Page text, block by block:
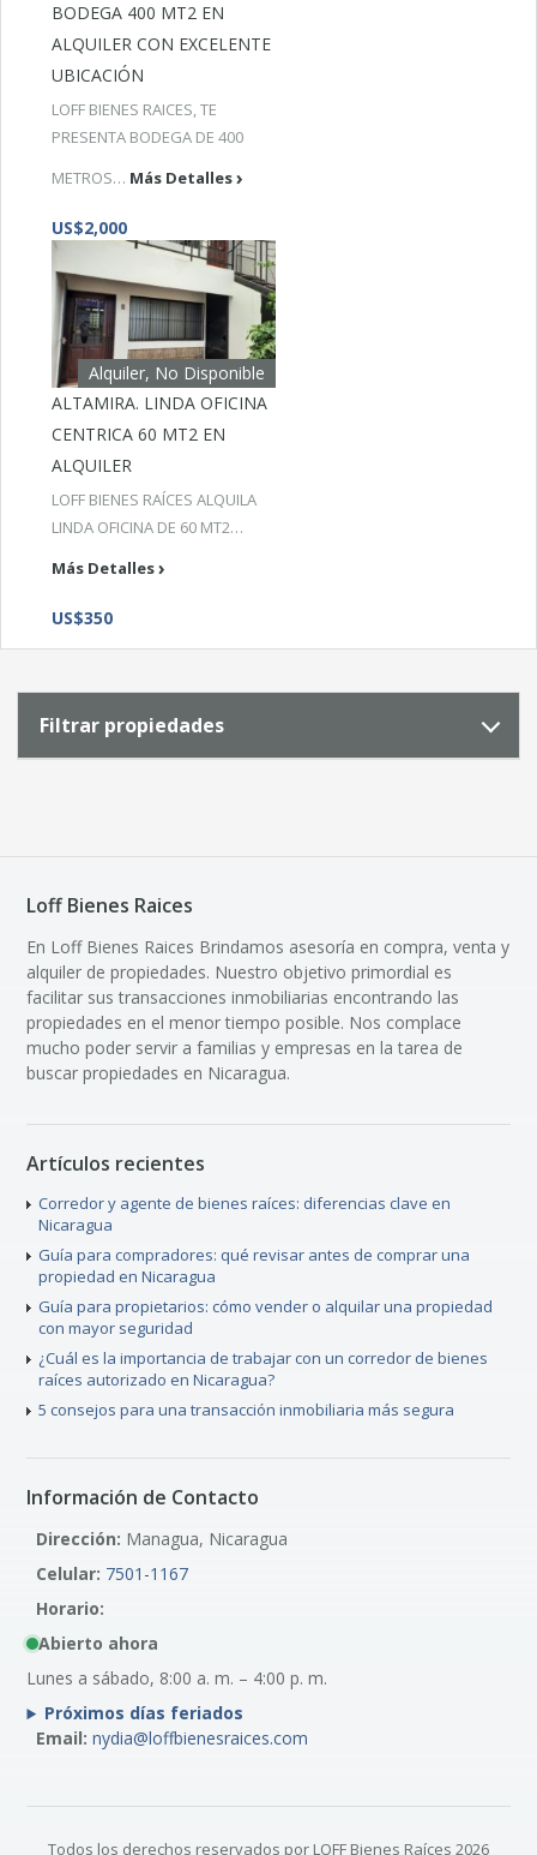
BODEGA 400 MT2 EN
ALQUILER CON EXCELENTE
UBICACIÓN
LOFF BIENES RAICES, TE
PRESENTA BODEGA DE 400
METROS… Más Detalles
US$2,000
Alquiler, No Disponible
ALTAMIRA. LINDA OFICINA
CENTRICA 60 MT2 EN
ALQUILER
LOFF BIENES RAÍCES ALQUILA
LINDA OFICINA DE 60 MT2…
Más Detalles
US$350
Filtrar propiedades
Loff Bienes Raices
En Loff Bienes Raices Brindamos asesoría en compra, venta y
alquiler de propiedades. Nuestro objetivo primordial es
facilitar sus transacciones inmobiliarias encontrando las
propiedades en el menor tiempo posible. Nos complace
mucho poder servir a familias y empresas en la tarea de
buscar propiedades en Nicaragua.
Artículos recientes
Corredor y agente de bienes raíces: diferencias clave en
Nicaragua
Guía para compradores: qué revisar antes de comprar una
propiedad en Nicaragua
Guía para propietarios: cómo vender o alquilar una propiedad
con mayor seguridad
¿Cuál es la importancia de trabajar con un corredor de bienes
raíces autorizado en Nicaragua?
5 consejos para una transacción inmobiliaria más segura
Información de Contacto
Dirección: Managua, Nicaragua
Celular: 7501-1167
Horario:
Abierto ahora
Lunes a sábado, 8:00 a. m. – 4:00 p. m.
Próximos días feriados
Email: nydia@loffbienesraices.com
Todos los derechos reservados por LOFF Bienes Raíces 2026